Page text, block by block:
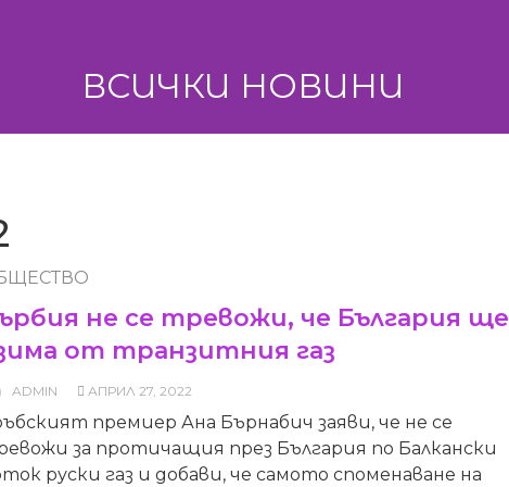
ВСИЧКИ НОВИНИ
не се тревожи, че България ще
от транзитния газ
ADMIN АПРИЛ 27, 2022
премиер Ана Бърнабич заяви, че не се
за протичащия през България по Балкански
руски газ и добави, че самото споменаване на